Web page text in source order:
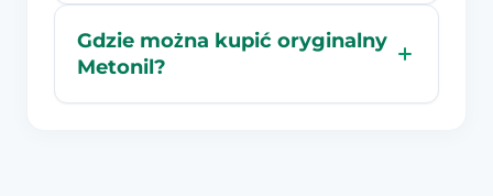
Gdzie można kupić oryginalny
Metonil?